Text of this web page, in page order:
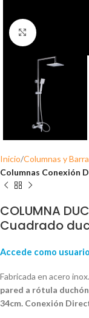
Click para
Inicio Columnas y
Columnas Conexión
COLUMNA
Cuadrado
Accede como usuario
Fabricada en acero inox.
pared a rótula
34cm. Conexión